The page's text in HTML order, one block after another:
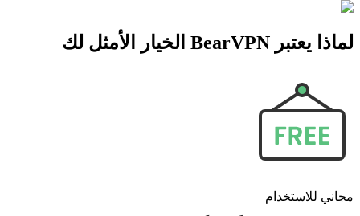
لماذا يعتبر BearVPN الخيار الأمثل لك
مجاني للاستخدام